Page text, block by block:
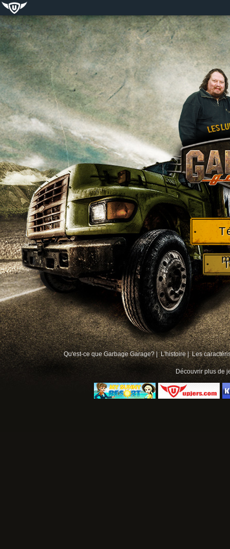
Qu'est-ce que Garbage Garage? | L'histoire | Les
Découvrir plus de